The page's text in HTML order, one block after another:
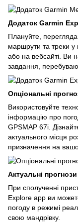
Додаток Garmin
Плануйте,
маршрути та треки
або на вебсайті. Ви
завдання,
Опціональні
Використовуйте
інформацію про
GPSMAP 67i.
актуального місця
призначення на
Актуальні
При сполученні
Explore app ви
погоду в режимі
свою мандрівку.